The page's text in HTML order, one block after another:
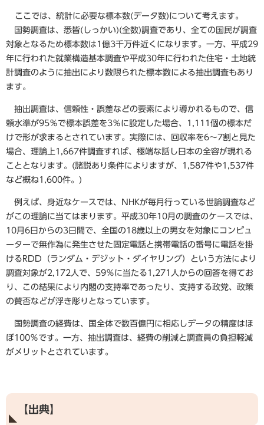
ここでは、統計に必要な標本数(データ数)について考えます。
国勢調査は、悉皆(しっかい)(全数)調査であり、全ての国民が調査
対象となるため標本数は1億3千万件近くになります。一方、平成29
年に行われた就業構造基本調査や平成30年に行われた住宅・土地統
計調査のように抽出により数限られた標本数による抽出調査もあり
ます。
抽出調査は、信頼性・誤差などの要素により導かれるもので、信
頼水準が95％で標本誤差を3％に設定した場合、1,111個の標本だ
けで形が求まるとされています。実際には、回収率を6～7割と見た
場合、理論上1,667件調査すれば、極端な話し日本の全容が現れる
こととなります。(諸説あり条件によりますが、1,587件や1,537件
など概ね1,600件。)
例えば、身近なケースでは、NHKが毎月行っている世論調査など
がこの理論に当てはまります。平成30年10月の調査のケースでは、
10月6日からの3日間で、全国の18歳以上の男女を対象にコンピュ
ーターで無作為に発生させた固定電話と携帯電話の番号に電話を掛
けるRDD（ランダム・デジット・ダイヤリング）という方法により
調査対象が2,172人で、59％に当たる1,271人からの回答を得てお
り、この結果により内閣の支持率であったり、支持する政党、政策
の賛否などが浮き彫りとなっています。
国勢調査の経費は、国全体で数百億円に相応しデータの精度はほ
ぼ100％です。一方、抽出調査は、経費の削減と調査員の負担軽減
がメリットとされています。
【出典】